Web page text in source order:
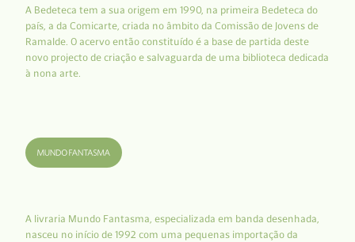
A Bedeteca tem a sua origem em 1990, na primeira Bedeteca do
país, a da Comicarte, criada no âmbito da Comissão de Jovens de
Ramalde. O acervo então constituído é a base de partida deste
novo projecto de criação e salvaguarda de uma biblioteca dedicada
à nona arte.
A livraria Mundo Fantasma, especializada em banda desenhada,
nasceu no início de 1992 com uma pequenas importação da